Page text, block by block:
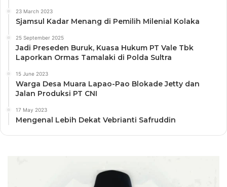
23 March 2023
Sjamsul Kadar Menang di Pemilih Milenial Kolaka
25 September 2025
Jadi Preseden Buruk, Kuasa Hukum PT Vale Tbk
Laporkan Ormas Tamalaki di Polda Sultra
15 June 2023
Warga Desa Muara Lapao-Pao Blokade Jetty dan
Jalan Produksi PT CNI
17 May 2023
Mengenal Lebih Dekat Vebrianti Safruddin